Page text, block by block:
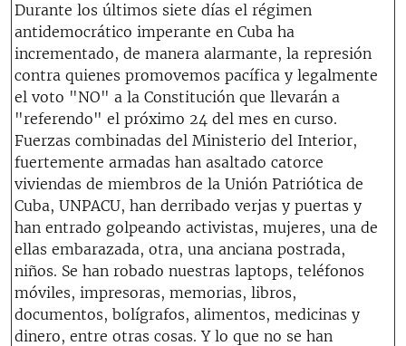
Durante los últimos siete días el régimen
antidemocrático imperante en Cuba ha
incrementado, de manera alarmante, la represión
contra quienes promovemos pacífica y legalmente
el voto "NO" a la Constitución que llevarán a
"referendo" el próximo 24 del mes en curso.
Fuerzas combinadas del Ministerio del Interior,
fuertemente armadas han asaltado catorce
viviendas de miembros de la Unión Patriótica de
Cuba, UNPACU, han derribado verjas y puertas y
han entrado golpeando activistas, mujeres, una de
ellas embarazada, otra, una anciana postrada,
niños. Se han robado nuestras laptops, teléfonos
móviles, impresoras, memorias, libros,
documentos, bolígrafos, alimentos, medicinas y
dinero, entre otras cosas. Y lo que no se han